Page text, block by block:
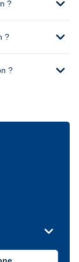
?
? expand_more
? expand_more
expand_more